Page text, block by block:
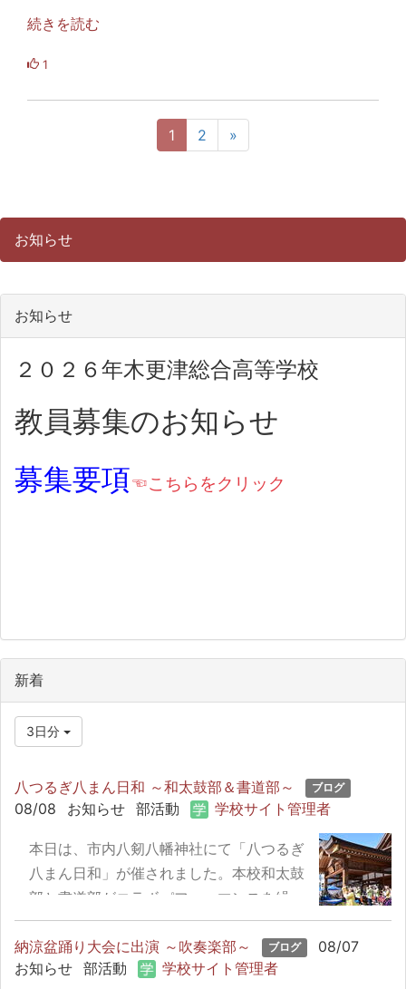
続きを読む
1
1 2 »
お知らせ
お知らせ
２０２６年木更津総合高等学校
教員募集のお知らせ
募集要項☜こちらをクリック
新着
3日分
八つるぎ八まん日和 ～和太鼓部＆書道部～ ブログ
08/08 お知らせ 部活動 学校サイト管理者
本日は、市内八剱八幡神社にて「八つるぎ
八まん日和」が催されました。本校和太鼓
部と書道部がコラボパフォーマンスを繰り
広げ、真夏のお祭りを盛り上げました。
納涼盆踊り大会に出演 ～吹奏楽部～
ブログ
08/07
お知らせ 部活動 学校サイト管理者